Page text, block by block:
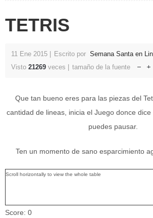
TETRIS
11 Ene 2015 Escrito por Semana Santa en
Visto 21269 veces tamaño de la fuente
Que tan bueno eres para las piezas del
cantidad de lineas, inicia el Juego donce dice
puedes pausar.
Ten un momento de sano esparcimiento
Score: 0